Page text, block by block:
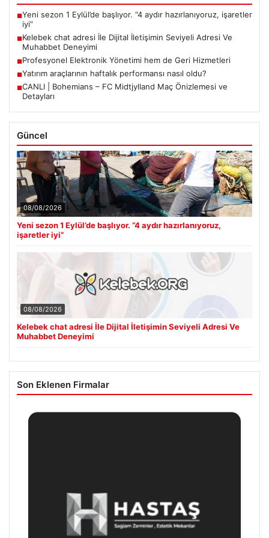
■Yeni sezon 1 Eylül’de başlıyor. “4 aydır hazırlanıyoruz, işaretler
iyi”
■Kelebek chat adresi İle Dijital İletişimin Seviyeli Adresi Ve
Muhabbet Deneyimi
■Profesyonel Elektronik Yönetimi hem de Geri Hizmetleri
■Yatırım araçlarının haftalık performansı nasıl oldu?
■CANLI | Bohemians – FC Midtjylland Maç Önizlemesi ve
Detayları
Güncel
08/08/2026
Yeni sezon 1 Eylül’de başlıyor. “4 aydır hazırlanıyoruz,
işaretler iyi”
08/08/2026
Kelebek chat adresi İle Dijital İletişimin Seviyeli Adresi Ve
Muhabbet Deneyimi
Son Eklenen Firmalar